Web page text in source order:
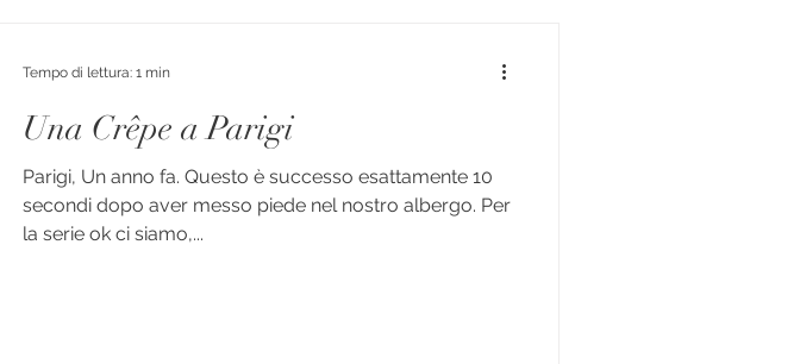
Una Crêpe a Parigi
Parigi, Un anno fa. Questo è successo esattamente 10
secondi dopo aver messo piede nel nostro albergo. Per
la serie ok ci siamo,...
Tempo di lettura: 1 min